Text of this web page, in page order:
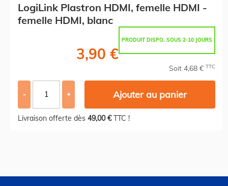
LogiLink Plastron HDMI, femelle HDMI -
femelle HDMI, blanc
PRODUIT DISPO. SOUS 2-10 JOURS
3,90 €
Soit 4,68 € TTC
- + Ajouter au panier
Livraison offerte dès 49,00 €TTC !